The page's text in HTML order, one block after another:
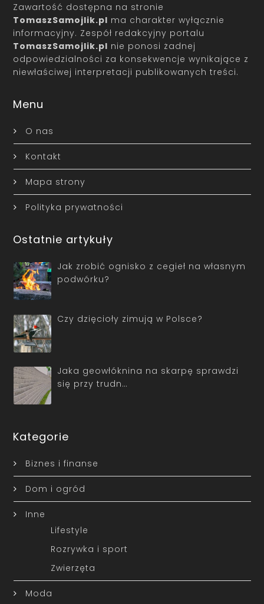
Zawartość dostępna na stronie
TomaszSamojlik.pl ma charakter wyłącznie
informacyjny. Zespół redakcyjny portalu
TomaszSamojlik.pl nie ponosi żadnej
odpowiedzialności za konsekwencje wynikające z
niewłaściwej interpretacji publikowanych treści.
Menu
O nas
Kontakt
Mapa strony
Polityka prywatności
Ostatnie artykuły
Jak zrobić ognisko z cegieł na własnym
podwórku?
Czy dzięcioły zimują w Polsce?
Jaka geowłóknina na skarpę sprawdzi
się przy trudn…
Kategorie
Biznes i finanse
Dom i ogród
Inne
Lifestyle
Rozrywka i sport
Zwierzęta
Moda